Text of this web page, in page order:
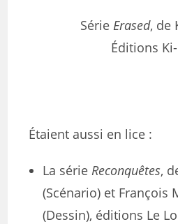
Série Erased, de
Éditions
Étaient aussi en lice :
La sérieReconquêtes,
(Scénario) et François
(Dessin), éditions Le